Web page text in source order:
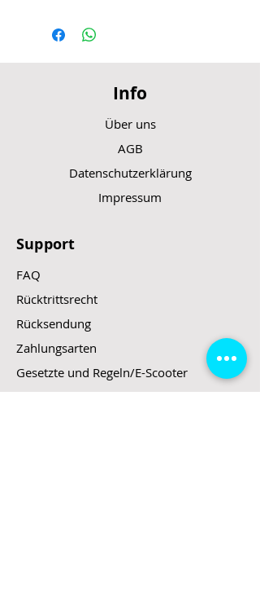
Info
Über uns
AGB
Datenschutzerklärung
Impressum
Support
FAQ
Rücktrittsrecht
Rücksendung
Zahlungsarten
Gesetzte und Regeln/E-Scooter